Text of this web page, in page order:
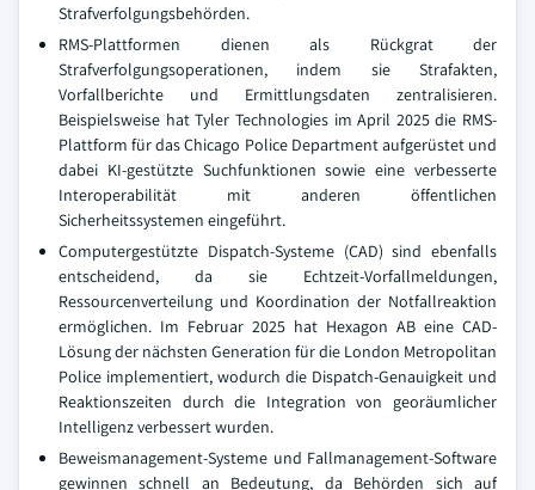
Strafverfolgungsbehörden.
RMS-Plattformen dienen als Rückgrat der
Strafverfolgungsoperationen, indem sie Strafakten,
Vorfallberichte und Ermittlungsdaten zentralisieren.
Beispielsweise hat Tyler Technologies im April 2025 die RMS-
Plattform für das Chicago Police Department aufgerüstet und
dabei KI-gestützte Suchfunktionen sowie eine verbesserte
Interoperabilität mit anderen öffentlichen
Sicherheitssystemen eingeführt.
Computergestützte Dispatch-Systeme (CAD) sind ebenfalls
entscheidend, da sie Echtzeit-Vorfallmeldungen,
Ressourcenverteilung und Koordination der Notfallreaktion
ermöglichen. Im Februar 2025 hat Hexagon AB eine CAD-
Lösung der nächsten Generation für die London Metropolitan
Police implementiert, wodurch die Dispatch-Genauigkeit und
Reaktionszeiten durch die Integration von georäumlicher
Intelligenz verbessert wurden.
Beweismanagement-Systeme und Fallmanagement-Software
gewinnen schnell an Bedeutung, da Behörden sich auf